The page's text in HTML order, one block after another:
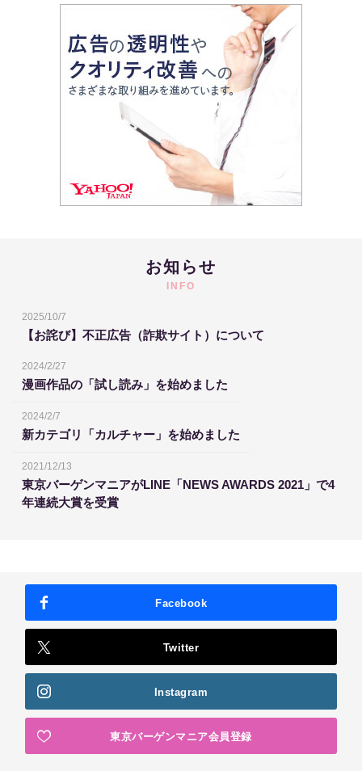
お知らせ
INFO
2025/10/7
【お詫び】不正広告（詐欺サイト）について
2024/2/27
漫画作品の「試し読み」を始めました
2024/2/7
新カテゴリ「カルチャー」を始めました
2021/12/13
東京バーゲンマニアがLINE「NEWS AWARDS 2021」で4
年連続大賞を受賞
Facebook
Twitter
Instagram
東京バーゲンマニア会員登録